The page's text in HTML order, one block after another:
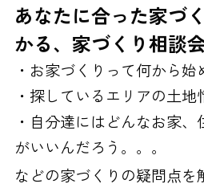
あなたに合った家づ
かる、家づくり相談
・お家づくりって何から
・探しているエリアの土地
・自分達にはどんなお家
がいいんだろう。。。
などの家づくりの疑問点を